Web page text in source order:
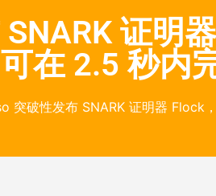
证明
可在 2.5 秒内
突破性发布 SNARK 证明器 Flock